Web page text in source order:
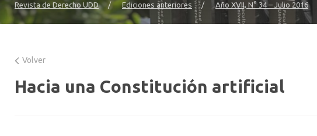
Revista de Derecho UDD / Ediciones anteriores / Año XVII, N° 34 – Julio 2016
Volver
Hacia una Constitución artificial